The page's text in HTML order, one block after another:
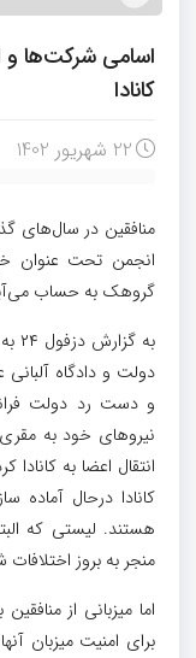
اسامی شرکت‌ها
کانادا
22 شهریور 1402
منافقین در سال‌های
انجمن تحت عنوان
گروهک به حساب
به
دولت و دادگاه
و دست رد دولت
نیروهای خود به مقری
انتقال اعضا به
هستند. لیستی که
منجر به بروز
اما میزبانی از
برای امنیت میزبان